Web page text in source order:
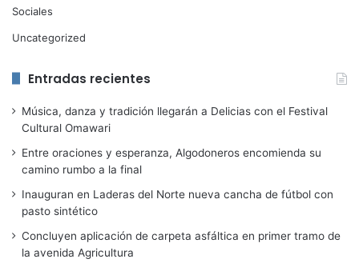
Sociales
Uncategorized
Entradas recientes
Música, danza y tradición llegarán a Delicias con el Festival
Cultural Omawari
Entre oraciones y esperanza, Algodoneros encomienda su
camino rumbo a la final
Inauguran en Laderas del Norte nueva cancha de fútbol con
pasto sintético
Concluyen aplicación de carpeta asfáltica en primer tramo de
la avenida Agricultura